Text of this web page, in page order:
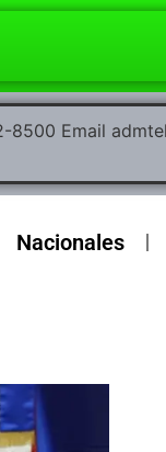
Email
Nacionales